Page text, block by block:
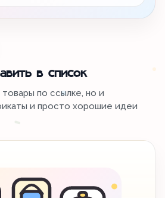
в список
по ссылке, но и
и просто хорошие идеи